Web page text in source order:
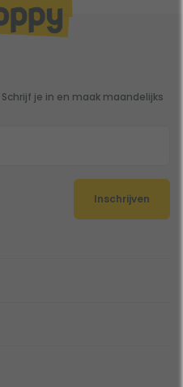
je in en maak maandelijks
Inschrijven